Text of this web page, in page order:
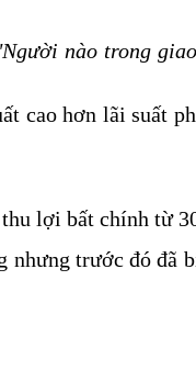
nào trong
cao hơn lãi suất
lợi bất chính từ
nhưng trước đó đã